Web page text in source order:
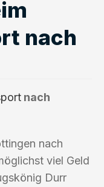
nach
nach
nach
viel Geld
Durr